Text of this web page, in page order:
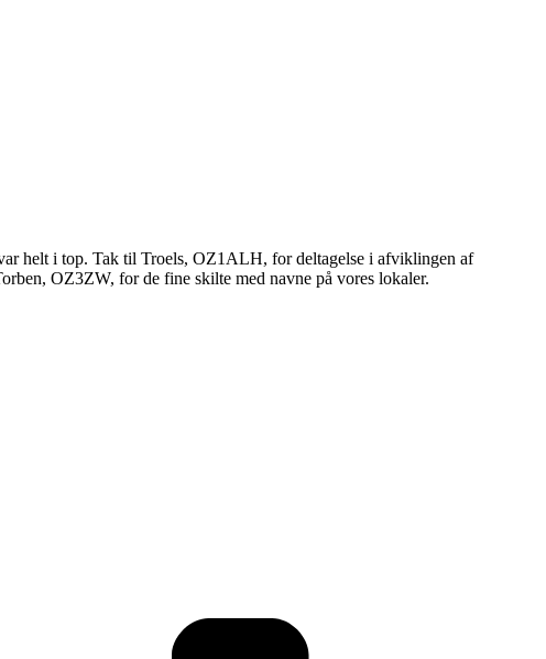
helt i top. Tak til Troels, OZ1ALH, for deltagelse i afviklingen af
OZ3ZW, for de fine skilte med navne på vores lokaler.